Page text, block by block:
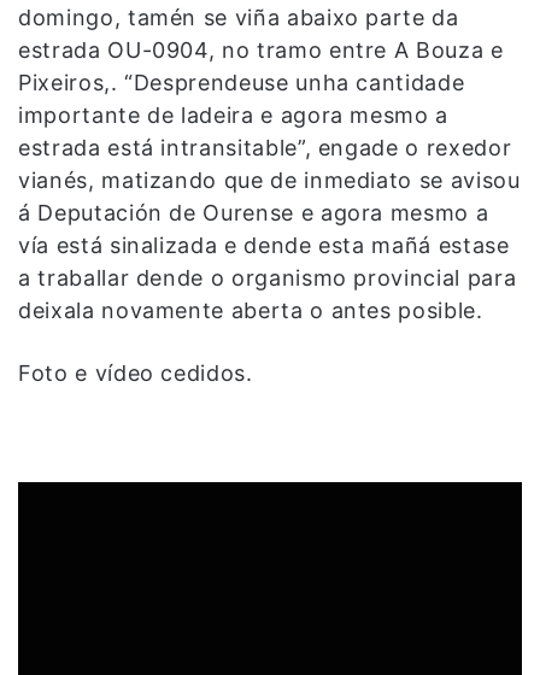
domingo, tamén se viña abaixo parte da
estrada OU-0904, no tramo entre A Bouza e
Pixeiros,. “Desprendeuse unha cantidade
importante de ladeira e agora mesmo a
estrada está intransitable”, engade o rexedor
vianés, matizando que de inmediato se avisou
á Deputación de Ourense e agora mesmo a
vía está sinalizada e dende esta mañá estase
a traballar dende o organismo provincial para
deixala novamente aberta o antes posible.
Foto e vídeo cedidos.